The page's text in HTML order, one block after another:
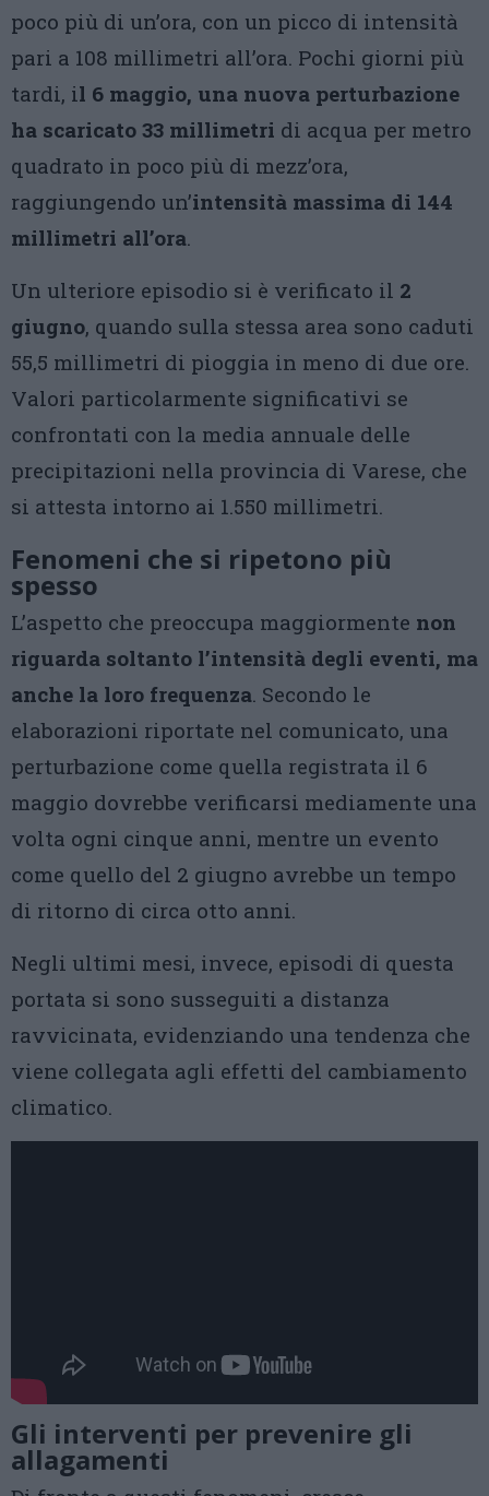
poco più di un’ora, con un picco di intensità
pari a 108 millimetri all’ora. Pochi giorni più
tardi, il 6 maggio, una nuova perturbazione
ha scaricato 33 millimetri di acqua per metro
quadrato in poco più di mezz’ora,
raggiungendo un’intensità massima di 144
millimetri all’ora.
Un ulteriore episodio si è verificato il 2
giugno, quando sulla stessa area sono caduti
55,5 millimetri di pioggia in meno di due ore.
Valori particolarmente significativi se
confrontati con la media annuale delle
precipitazioni nella provincia di Varese, che
si attesta intorno ai 1.550 millimetri.
Fenomeni che si ripetono più
spesso
L’aspetto che preoccupa maggiormente non
riguarda soltanto l’intensità degli eventi, ma
anche la loro frequenza. Secondo le
elaborazioni riportate nel comunicato, una
perturbazione come quella registrata il 6
maggio dovrebbe verificarsi mediamente una
volta ogni cinque anni, mentre un evento
come quello del 2 giugno avrebbe un tempo
di ritorno di circa otto anni.
Negli ultimi mesi, invece, episodi di questa
portata si sono susseguiti a distanza
ravvicinata, evidenziando una tendenza che
viene collegata agli effetti del cambiamento
climatico.
Gli interventi per prevenire gli
allagamenti